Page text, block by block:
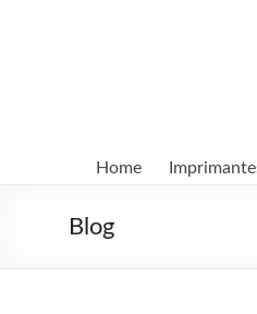
Led
Home
Blog